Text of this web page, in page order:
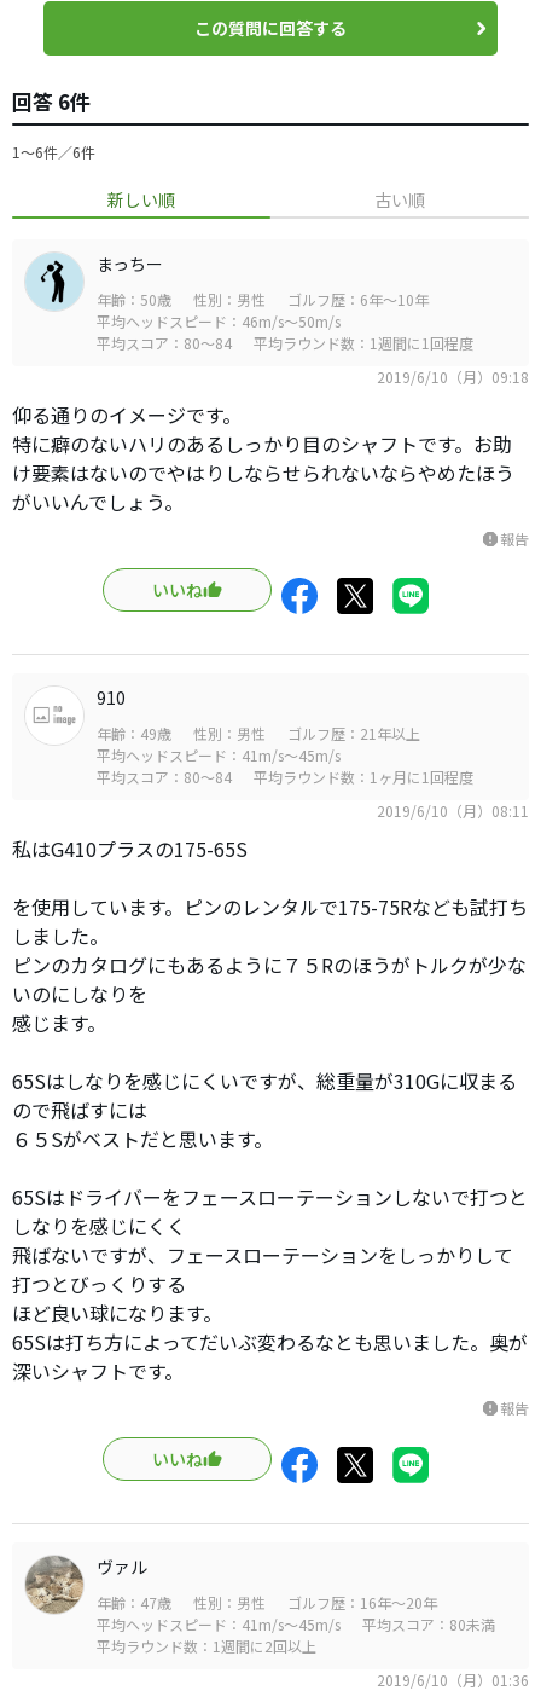
この質問に回答する
回答 6件
1〜6件／6件
新しい順 古い順
まっちー
年齢：50歳 性別：男性
ゴルフ歴：6年～10年
平均ヘッドスピード：46m/s～50m/s
平均スコア：80～84
平均ラウンド数：1週間に1回程度
2019/6/10（月）09:18
仰る通りのイメージです。
特に癖のないハリのあるしっかり目のシャフトです。お助
け要素はないのでやはりしならせられないならやめたほう
がいいんでしょう。
report報告
いいね
910
年齢：49歳 性別：男性
ゴルフ歴：21年以上
平均ヘッドスピード：41m/s～45m/s
平均スコア：80～84
平均ラウンド数：1ヶ月に1回程度
2019/6/10（月）08:11
私はG410プラスの175-65S
を使用しています。ピンのレンタルで175-75Rなども試打ち
しました。
ピンのカタログにもあるように７５Rのほうがトルクが少な
いのにしなりを
感じます。
65Sはしなりを感じにくいですが、総重量が310Gに収まる
ので飛ばすには
６５Sがベストだと思います。
65Sはドライバーをフェースローテーションしないで打つと
しなりを感じにくく
飛ばないですが、フェースローテーションをしっかりして
打つとびっくりする
ほど良い球になります。
65Sは打ち方によってだいぶ変わるなとも思いました。奥が
深いシャフトです。
report報告
いいね
ヴァル
年齢：47歳 性別：男性
ゴルフ歴：16年～20年
平均ヘッドスピード：41m/s～45m/s
平均スコア：80未満
平均ラウンド数：1週間に2回以上
2019/6/10（月）01:36